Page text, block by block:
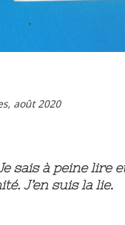
août 2020
sais à peine lire
J’en suis la lie.